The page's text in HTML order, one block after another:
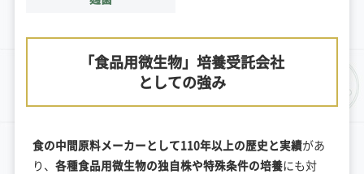
「食品用微生物」培養受託会社
としての強み
食の中間原料メーカーとして110年以上の歴史と実績があ
り、 各種食品用微生物の独自株や特殊条件の培養にも対